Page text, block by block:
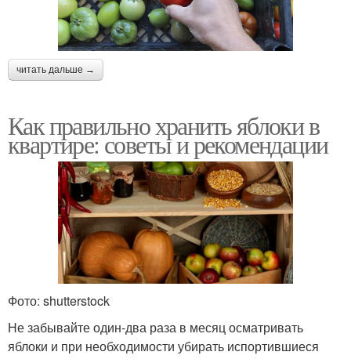
читать дальше →
Как правильно хранить яблоки в
квартире: советы и рекомендации
Фото: shutterstock
Не забывайте один-два раза в месяц осматривать
яблоки и при необходимости убирать испортившиеся